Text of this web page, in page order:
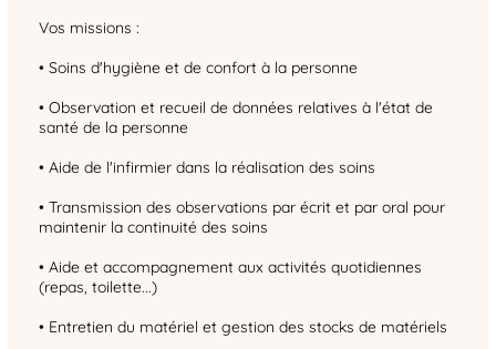
Vos missions :
• Soins d'hygiène et de confort à la personne
• Observation et recueil de données relatives à l'état de
santé de la personne
• Aide de l'infirmier dans la réalisation des soins
• Transmission des observations par écrit et par oral pour
maintenir la continuité des soins
• Aide et accompagnement aux activités quotidiennes
(repas, toilette...)
• Entretien du matériel et gestion des stocks de matériels